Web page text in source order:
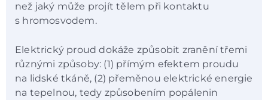
než jaký může projít tělem při kontaktu
s hromosvodem.
Elektrický proud dokáže způsobit zranění třemi
různými způsoby: (1) přímým efektem proudu
na lidské tkáně, (2) přeměnou elektrické energie
na tepelnou, tedy způsobením popálenin